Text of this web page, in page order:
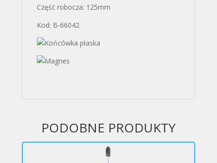
Część robocza: 125mm
Kod: B-66042
PODOBNE PRODUKTY